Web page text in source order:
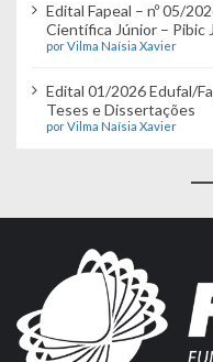
Edital Fapeal – nº 05/
Científica Júnior – Pibic
por Vilma Naísia Xavier
Edital 01/2026 Edufal/
Teses e Dissertações
por Vilma Naísia Xavier